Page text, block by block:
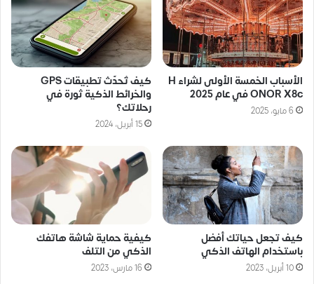
الأسباب الخمسة الأولى لشراء H
ONOR X8c في عام 2025
6 مايو، 2025
كيف تُحدّث تطبيقات GPS
والخرائط الذكية ثورة في
رحلاتك؟
15 أبريل، 2024
كيف تجعل حياتك أفضل
باستخدام الهاتف الذكي
10 أبريل، 2023
كيفية حماية شاشة هاتفك
الذكي من التلف
16 مارس، 2023